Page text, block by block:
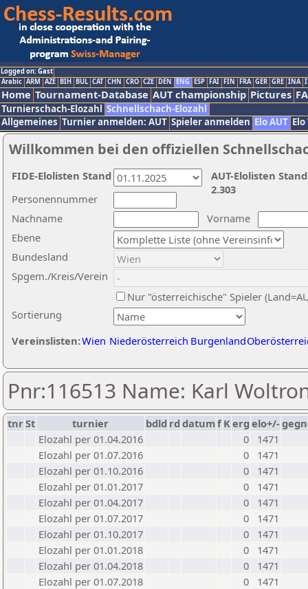
Logged on: Gast
Arabic ARM AZE BIH BUL CAT CHN CRO CZE DEN ENG ESP FAI FIN FRA GER GRE INA
Home Tournament-Database AUT championship Pictures
Turnierschach-Elozahl Schnellschach-Elozahl
Allgemeines Turnier anmelden: AUT Spieler anmelden Elo AUT
Willkommen bei den offiziellen
Nachname
Vorname
Ebene
Sortierung
Personennummer
Bundesland
Spgem./Kreis/Verein
Nur "österreichische" Spieler
Vereinslisten:Wien Niederösterreich Burgenland
AUT-Elolisten
2.303
FIDE-Elolisten Stand
Pnr:116513 Name: Karl
tnrSt turnier bdld rd datumf Kerg elo+/-
Elozahl per 01.04.2016
0
1471
Elozahl per 01.07.2016
0
1471
Elozahl per 01.10.2016
0
1471
Elozahl per 01.01.2017
0
1471
Elozahl per 01.04.2017
0
1471
Elozahl per 01.07.2017
0
1471
Elozahl per 01.10.2017
0
1471
Elozahl per 01.01.2018
0
1471
Elozahl per 01.04.2018
0
1471
Elozahl per 01.07.2018
0
1471